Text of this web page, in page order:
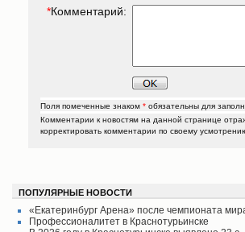
*Комментарий:
Поля помеченные знаком * обязательны для
Комментарии к новостям на данной странице
корректировать комментарии по своему
ПОПУЛЯРНЫЕ НОВОСТИ
«Екатеринбург Арена» после чемпионата
Профессионалитет в Краснотурьинске